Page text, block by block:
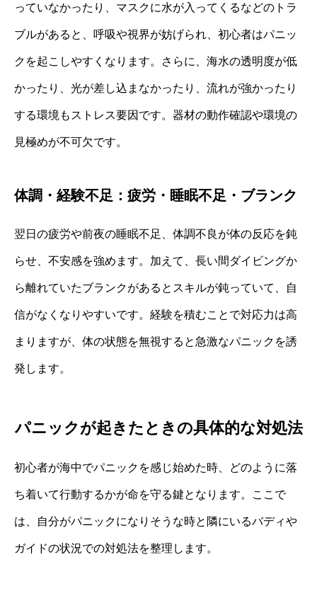
っていなかったり、マスクに水が入ってくるなどのトラ
ブルがあると、呼吸や視界が妨げられ、初心者はパニッ
クを起こしやすくなります。さらに、海水の透明度が低
かったり、光が差し込まなかったり、流れが強かったり
する環境もストレス要因です。器材の動作確認や環境の
見極めが不可欠です。
体調・経験不足：疲労・睡眠不足・ブランク
翌日の疲労や前夜の睡眠不足、体調不良が体の反応を鈍
らせ、不安感を強めます。加えて、長い間ダイビングか
ら離れていたブランクがあるとスキルが鈍っていて、自
信がなくなりやすいです。経験を積むことで対応力は高
まりますが、体の状態を無視すると急激なパニックを誘
発します。
パニックが起きたときの具体的な対処法
初心者が海中でパニックを感じ始めた時、どのように落
ち着いて行動するかが命を守る鍵となります。ここで
は、自分がパニックになりそうな時と隣にいるバディや
ガイドの状況での対処法を整理します。